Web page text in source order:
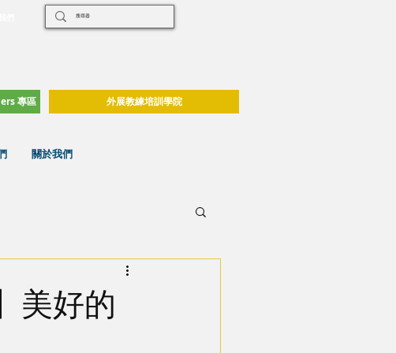
專區 外展教練培訓學院
關於我們
美好的